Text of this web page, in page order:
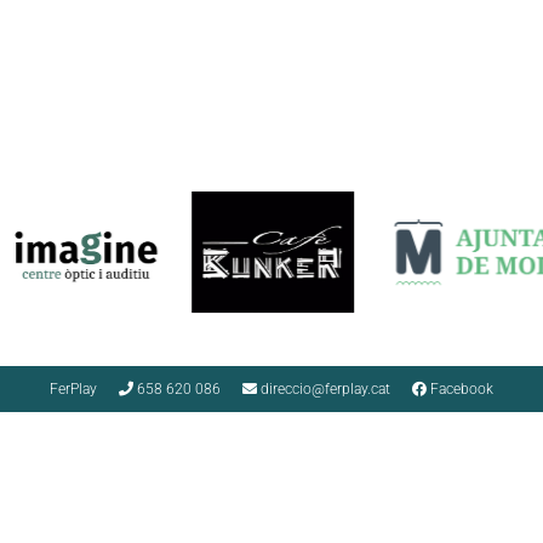
FerPlay 658 620 086 direccio@ferplay.cat Facebook